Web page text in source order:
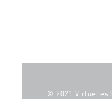
© 2021 Virtuelles